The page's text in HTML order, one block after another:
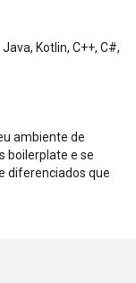
Kotlin, C++, C#,
ambiente de
boilerplate e se
diferenciados que